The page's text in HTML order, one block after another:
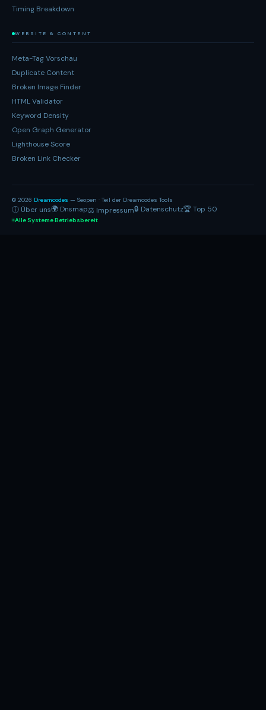
Timing Breakdown
WEBSITE & CONTENT
Meta-Tag Vorschau
Duplicate Content
Broken Image Finder
HTML Validator
Keyword Density
Open Graph Generator
Lighthouse Score
Broken Link Checker
© 2026 Dreamcodes — Seopen · Teil der Dreamcodes Tools
ⓘ Über uns🌍 Dnsmap⚖ Impressum🔒 Datenschutz🏆 Top 50
Alle Systeme Betriebsbereit